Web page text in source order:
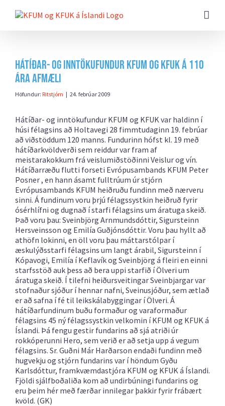
beint
Hátíðar- og inntökufundur KFUM og KFUK á 110
ára afmæli
Höfundur: Ritstjórn | 24. febrúar 2009
Hátíðar- og inntökufundur KFUM og KFUK var haldinn í
húsi félagsins að Holtavegi 28 fimmtudaginn 19. febrúar
að viðstöddum 120 manns. Fundurinn hófst kl. 19 með
hátíðarkvöldverði sem reiddur var fram af
meistarakokkum frá veislumiðstöðinni Veislur og vín.
Hátíðarræðu flutti forseti Evrópusambands KFUM Peter
Posner , en hann ásamt fulltrúum úr stjórn
Evrópusambands KFUM heiðruðu fundinn með nærveru
sinni. Á fundinum voru þrjú félagssystkin heiðruð fyrir
ósérhlífni og dugnað í starfi félagsins um áratuga skeið.
Það voru þau: Sveinbjörg Arnmundsdóttir, Sigursteinn
Hersveinsson og Emilía Guðjónsdóttir. Voru þau hyllt að
athöfn lokinni, en öll voru þau máttarstólpar í
æskulýðsstarfi félagsins um langt árabil, Sigursteinn í
Kópavogi, Emilía í Keflavík og Sveinbjörg á fleiri en einni
starfsstöð auk þess að bera uppi starfið í Ölveri um
áratuga skeið. Í tilefni heiðursveitingar Sveinbjargar var
stofnaður sjóður í hennar nafni, Sveinusjóður, sem ætlað
er að safna í fé til leikskálabyggingar í Ölveri. Á
hátíðarfundinum buðu formaður og varaformaður
félagsins 45 ný félagssystkin velkomin í KFUM og KFUK á
Íslandi. Þá fengu gestir fundarins að sjá atriði úr
rokkóperunni Hero, sem verið er að setja upp á vegum
félagsins. Sr. Guðni Már Harðarson endaði fundinn með
hugvekju og stjórn fundarins var í höndum Gyðu
Karlsdóttur, framkvæmdastjóra KFUM og KFUK á Íslandi.
Fjöldi sjálfboðaliða kom að undirbúningi fundarins og
eru þeim hér með færðar innilegar þakkir fyrir frábært
kvöld. (GK)